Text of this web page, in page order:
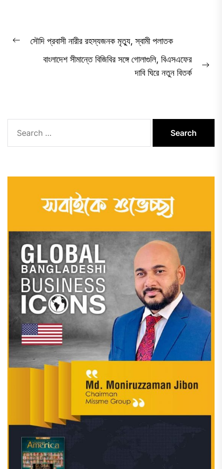
Post
navigation
Previous
সৌদি প্রবাসী নারীর রহস্যজনক মৃত্যু, স্বামী পলাতক
বাংলাদেশ সীমান্তে বিজিবির সঙ্গে গোলাগুলি, বিএসএফের
দাবি ঘিরে নতুন বিতর্ক
for: